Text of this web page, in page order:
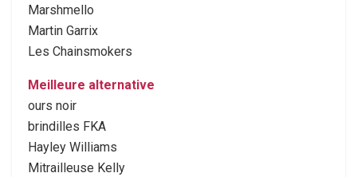
Marshmello
Martin Garrix
Les Chainsmokers
Meilleure alternative
ours noir
brindilles FKA
Hayley Williams
Mitrailleuse Kelly